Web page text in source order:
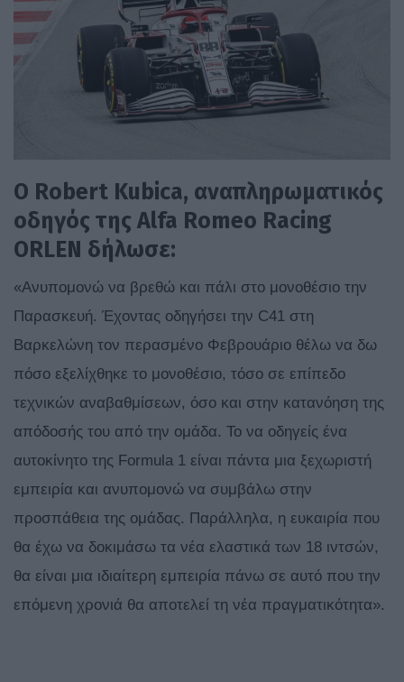
Ο Robert Kubica, αναπληρωματικός
οδηγός της Alfa Romeo Racing
ORLEN δήλωσε:
«Ανυπομονώ να βρεθώ και πάλι στο μονοθέσιο την
Παρασκευή. Έχοντας οδηγήσει την C41 στη
Βαρκελώνη τον περασμένο Φεβρουάριο θέλω να δω
πόσο εξελίχθηκε το μονοθέσιο, τόσο σε επίπεδο
τεχνικών αναβαθμίσεων, όσο και στην κατανόηση της
απόδοσής του από την ομάδα. Το να οδηγείς ένα
αυτοκίνητο της Formula 1 είναι πάντα μια ξεχωριστή
εμπειρία και ανυπομονώ να συμβάλω στην
προσπάθεια της ομάδας. Παράλληλα, η ευκαιρία που
θα έχω να δοκιμάσω τα νέα ελαστικά των 18 ιντσών,
θα είναι μια ιδιαίτερη εμπειρία πάνω σε αυτό που την
επόμενη χρονιά θα αποτελεί τη νέα πραγματικότητα».